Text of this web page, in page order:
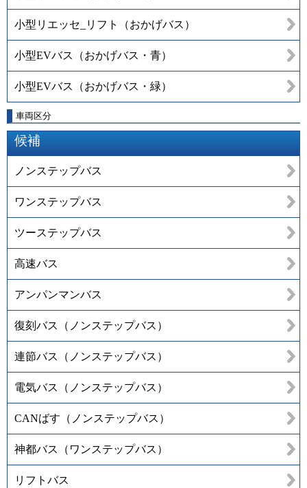
小型リエッセ_リフト（おかげバス）
小型EVバス（おかげバス・青）
小型EVバス（おかげバス・緑）
車両区分
候補
ノンステップバス
ワンステップバス
ツーステップバス
高速バス
アンパンマンバス
復刻バス（ノンステップバス）
連節バス（ノンステップバス）
電気バス（ノンステップバス）
CANばす（ノンステップバス）
神都バス（ワンステップバス）
リフトバス